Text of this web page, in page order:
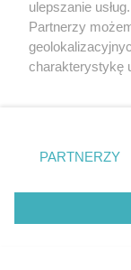
Żaden utwór
rozpowszechniany
tym także
eksploatacji w
ulepszanie
Partnerzy
charakterystykę
zmienić/
znajdujący się
rodzaje
użytkownika,
przetwarzaniu.
PARTNERZY